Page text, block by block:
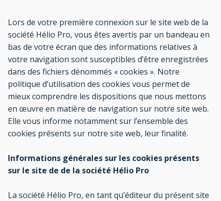
Lors de votre première connexion sur le site web de la
société Hélio Pro, vous êtes avertis par un bandeau en
bas de votre écran que des informations relatives à
votre navigation sont susceptibles d’être enregistrées
dans des fichiers dénommés « cookies ». Notre
politique d’utilisation des cookies vous permet de
mieux comprendre les dispositions que nous mettons
en œuvre en matière de navigation sur notre site web.
Elle vous informe notamment sur l’ensemble des
cookies présents sur notre site web, leur finalité.
Informations générales sur les cookies présents
sur le site de de la société Hélio Pro
La société Hélio Pro, en tant qu’éditeur du présent site